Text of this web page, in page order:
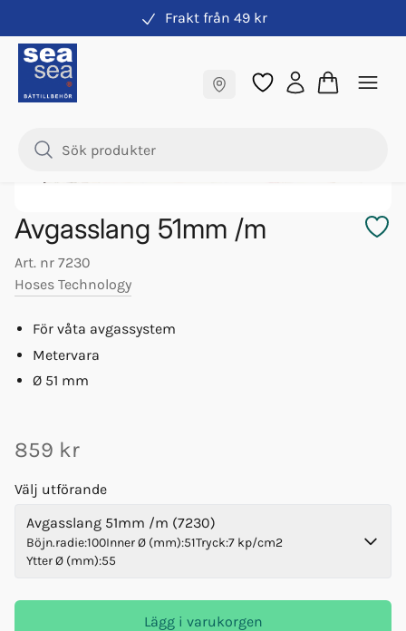
Frakt från 49 kr
Samma pris online & i butik
Avgasslang 51mm /m
Art. nr 7230
Hoses Technology
För våta avgassystem
Metervara
Ø 51 mm
859 kr
Välj utförande
Avgasslang 51mm /m (7230)
Böjn.radie:100Inner Ø (mm):51Tryck:7 kp/cm2
Ytter Ø (mm):55
Lägg i varukorgen